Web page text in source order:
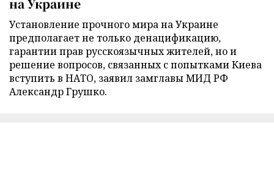
Установление прочного мира на Украине
предполагает не только денацификацию,
гарантии прав русскоязычных жителей, но и
решение вопросов, связанных с попытками Киева
вступить в НАТО, заявил замглавы МИД РФ
Александр Грушко.